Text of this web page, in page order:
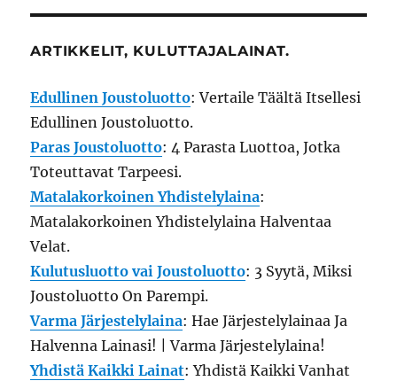
ARTIKKELIT, KULUTTAJALAINAT.
Edullinen Joustoluotto: Vertaile Täältä Itsellesi
Edullinen Joustoluotto.
Paras Joustoluotto: 4 Parasta Luottoa, Jotka
Toteuttavat Tarpeesi.
Matalakorkoinen Yhdistelylaina:
Matalakorkoinen Yhdistelylaina Halventaa
Velat.
Kulutusluotto vai Joustoluotto: 3 Syytä, Miksi
Joustoluotto On Parempi.
Varma Järjestelylaina: Hae Järjestelylainaa Ja
Halvenna Lainasi! | Varma Järjestelylaina!
Yhdistä Kaikki Lainat: Yhdistä Kaikki Vanhat